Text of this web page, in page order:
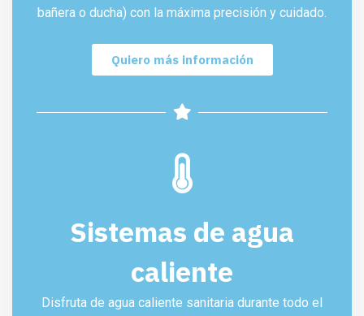
bañera o ducha) con la máxima precisión y cuidado.
Quiero más información
Sistemas de agua
caliente
Disfruta de agua caliente sanitaria durante todo el